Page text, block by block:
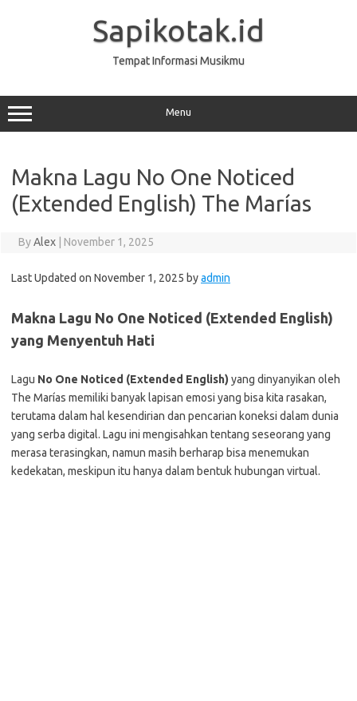
Sapikotak.id
Tempat Informasi Musikmu
Menu
Makna Lagu No One Noticed
(Extended English) The Marías
ByAlex November 1, 2025
Last Updated on November 1, 2025 byadmin
Makna Lagu No One Noticed (Extended English)
yang Menyentuh Hati
Lagu No One Noticed (Extended English) yang dinyanyikan oleh
The Marías memiliki banyak lapisan emosi yang bisa kita rasakan,
terutama dalam hal kesendirian dan pencarian koneksi dalam dunia
yang serba digital. Lagu ini mengisahkan tentang seseorang yang
merasa terasingkan, namun masih berharap bisa menemukan
kedekatan, meskipun itu hanya dalam bentuk hubungan virtual.